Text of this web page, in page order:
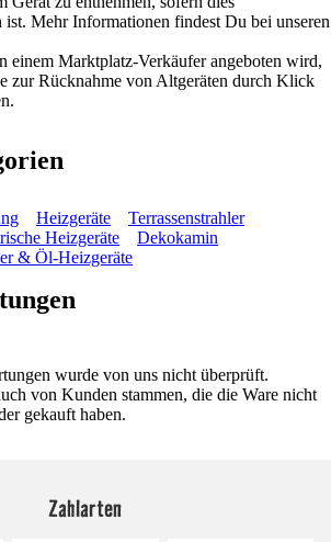
Mehr Informationen findest Du bei unseren
einem Marktplatz-Verkäufer angeboten wird,
zur Rücknahme von Altgeräten durch Klick
Heizgeräte
Terrassenstrahler
Heizgeräte
Dekokamin
& Öl-Heizgeräte
wurde von uns nicht überprüft.
von Kunden stammen, die die Ware nicht
gekauft haben.
Zahlarten